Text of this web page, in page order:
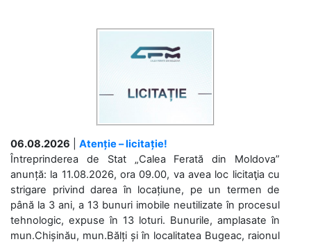
06.08.2026
Atenție – licitație!
Întreprinderea de Stat „Calea Ferată din Moldova”
anunță: la 11.08.2026, ora 09.00, va avea loc licitaţia cu
strigare privind darea în locațiune, pe un termen de
până la 3 ani, a 13 bunuri imobile neutilizate în procesul
tehnologic, expuse în 13 loturi. Bunurile, amplasate în
mun.Chișinău, mun.Bălți și în localitatea Bugeac, raionul